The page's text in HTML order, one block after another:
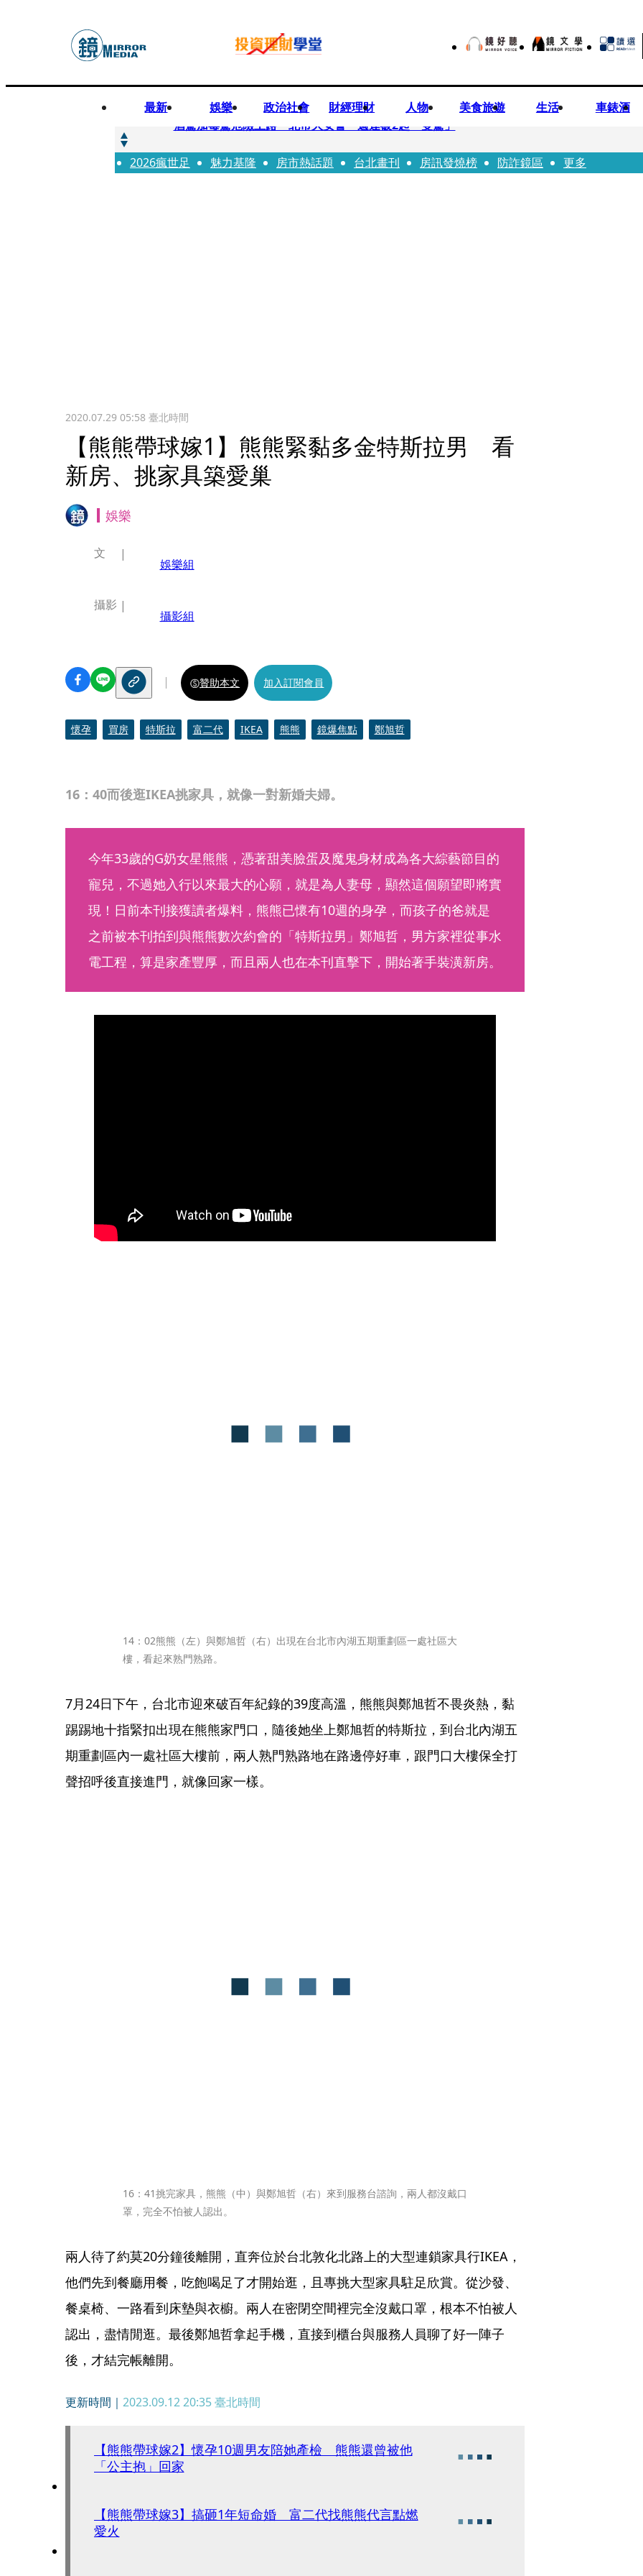
最新 娛樂 政治社會 財經理財 人物 美食旅遊 生活 車錶酒
快訊
酒駕加毒駕危險上路 北市大安警一週連破2起「雙駕」
快訊
Ozone黃文廷、FEniX夏浦洋組「神隊友」 邱以太、林亭莉熱血狂奔殺青淚崩
2026瘋世足 魅力基隆 房市熱話題 台北畫刊 房訊發燒榜 防詐鏡區 更多
2020.07.29 05:58臺北時間
【熊熊帶球嫁1】熊熊緊黏多金特斯拉男 看
新房、挑家具築愛巢
娛樂
16：40而後逛IKEA挑家具，就像一對新婚夫婦。
文
娛樂組
攝影
攝影組
贊助本文 加入訂閱會員
懷孕 買房 特斯拉 富二代 IKEA 熊熊 鏡爆焦點 鄭旭哲
今年33歲的G奶女星熊熊，憑著甜美臉蛋及魔鬼身材成為各大綜藝節目的
寵兒，不過她入行以來最大的心願，就是為人妻母，顯然這個願望即將實
現！日前本刊接獲讀者爆料，熊熊已懷有10週的身孕，而孩子的爸就是
之前被本刊拍到與熊熊數次約會的「特斯拉男」鄭旭哲，男方家裡從事水
電工程，算是家產豐厚，而且兩人也在本刊直擊下，開始著手裝潢新房。
14：02熊熊（左）與鄭旭哲（右）出現在台北市內湖五期重劃區一處社區大
樓，看起來熟門熟路。
7月24日下午，台北市迎來破百年紀錄的39度高溫，熊熊與鄭旭哲不畏炎熱，黏
踢踢地十指緊扣出現在熊熊家門口，隨後她坐上鄭旭哲的特斯拉，到台北內湖五
期重劃區內一處社區大樓前，兩人熟門熟路地在路邊停好車，跟門口大樓保全打
聲招呼後直接進門，就像回家一樣。
16：41挑完家具，熊熊（中）與鄭旭哲（右）來到服務台諮詢，兩人都沒戴口
罩，完全不怕被人認出。
兩人待了約莫20分鐘後離開，直奔位於台北敦化北路上的大型連鎖家具行IKEA，
他們先到餐廳用餐，吃飽喝足了才開始逛，且專挑大型家具駐足欣賞。從沙發、
餐桌椅、一路看到床墊與衣櫥。兩人在密閉空間裡完全沒戴口罩，根本不怕被人
認出，盡情閒逛。最後鄭旭哲拿起手機，直接到櫃台與服務人員聊了好一陣子
後，才結完帳離開。
更新時間｜ 2023.09.12 20:35臺北時間
【熊熊帶球嫁2】懷孕10週男友陪她產檢 熊熊還曾被他
「公主抱」回家
【熊熊帶球嫁3】搞砸1年短命婚 富二代找熊熊代言點燃
愛火